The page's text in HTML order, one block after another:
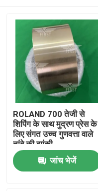
ROLAND 700 तेजी से
शिपिंग के साथ मुद्रण प्रेस के
लिए संगत उच्च गुणवत्ता वाले
तांबे की झांकी
जांच भेजें